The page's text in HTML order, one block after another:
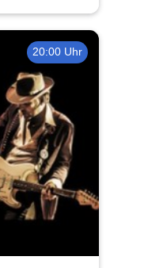
20:00 Uhr